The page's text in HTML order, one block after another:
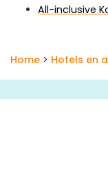
All-inclusive
Home > Hotels en